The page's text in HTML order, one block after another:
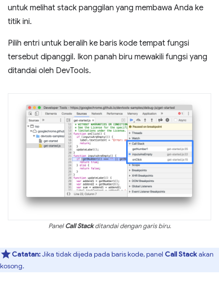
untuk melihat stack panggilan yang membawa Anda ke
titik ini.
Pilih entri untuk beralih ke baris kode tempat fungsi
tersebut dipanggil. Ikon panah biru mewakili fungsi yang
ditandai oleh DevTools.
PanelCall Stackditandai dengan garis biru.
Catatan:Jika tidak dijeda pada baris kode, panel Call Stackakan
kosong.